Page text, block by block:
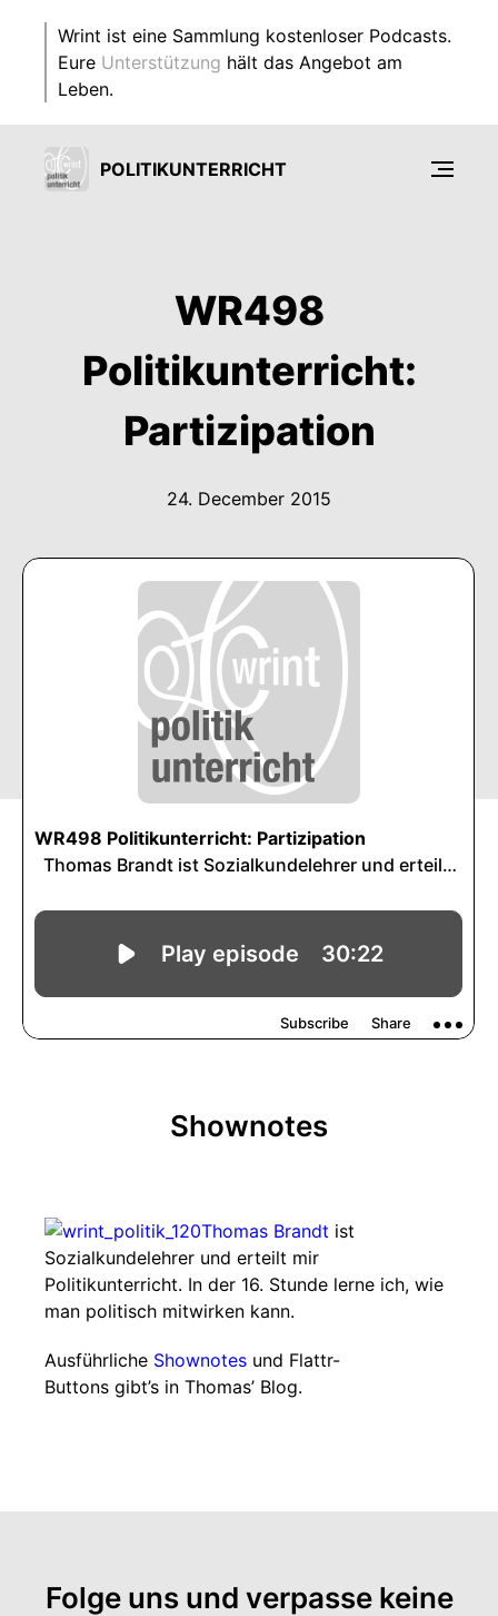
Wrint ist eine Sammlung kostenloser Podcasts.
Eure Unterstützung hält das Angebot am
Leben.
POLITIKUNTERRICHT
WR498
Politikunterricht:
Partizipation
24. December 2015
Shownotes
Thomas Brandt ist
Sozialkundelehrer und erteilt mir
Politikunterricht. In der 16. Stunde lerne ich, wie
man politisch mitwirken kann.
Ausführliche Shownotes und Flattr-
Buttons gibt’s in Thomas’ Blog.
Folge uns und verpasse keine